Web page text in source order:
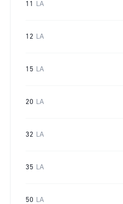
11 LA
12 LA
15 LA
20 LA
32 LA
35 LA
50 LA